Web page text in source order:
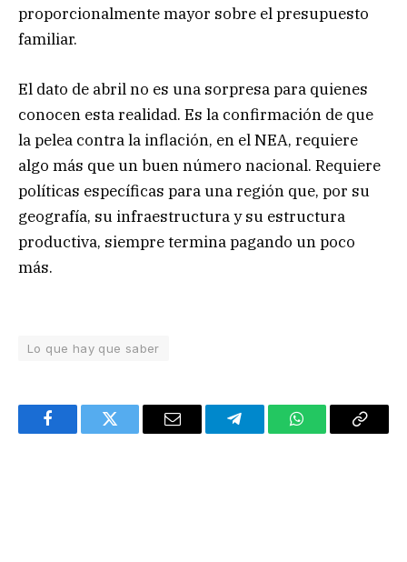
proporcionalmente mayor sobre el presupuesto
familiar.
El dato de abril no es una sorpresa para quienes
conocen esta realidad. Es la confirmación de que
la pelea contra la inflación, en el NEA, requiere
algo más que un buen número nacional. Requiere
políticas específicas para una región que, por su
geografía, su infraestructura y su estructura
productiva, siempre termina pagando un poco
más.
Lo que hay que saber
FacebookTwitter Email TelegramWhatsAppCopy